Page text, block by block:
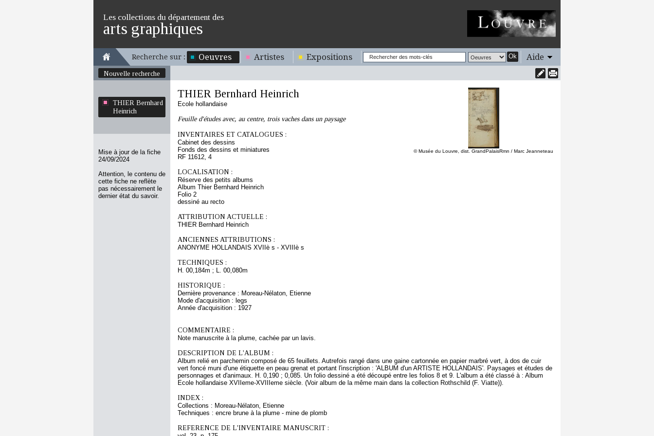
Les collections du département des
arts graphiques
Recherche sur : Oeuvres Artistes Expositions Ok Aide
Nouvelle recherche
THIER Bernhard
Heinrich
Mise à jour de la fiche
24/09/2024
Attention, le contenu de
cette fiche ne reflète
pas nécessairement le
dernier état du savoir.
© Musée du Louvre, dist. GrandPalaisRmn / Marc Jeanneteau
THIER Bernhard Heinrich
Ecole hollandaise
Feuille d'études avec, au centre, trois vaches dans un paysage
INVENTAIRES ET CATALOGUES :
Cabinet des dessins
Fonds des dessins et miniatures
RF 11612, 4
LOCALISATION :
Réserve des petits albums
Album Thier Bernhard Heinrich
Folio 2
dessiné au recto
ATTRIBUTION ACTUELLE :
THIER Bernhard Heinrich
ANCIENNES ATTRIBUTIONS :
ANONYME HOLLANDAIS XVIIè s - XVIIIè s
TECHNIQUES :
H. 00,184m ; L. 00,080m
HISTORIQUE :
Dernière provenance : Moreau-Nélaton, Etienne
Mode d'acquisition : legs
Année d'acquisition : 1927
COMMENTAIRE :
Note manuscrite à la plume, cachée par un lavis.
DESCRIPTION DE L'ALBUM :
Album relié en parchemin composé de 65 feuillets. Autrefois rangé dans une gaine cartonnée en papier marbré vert, à dos de cuir
vert foncé muni d'une étiquette en peau grenat et portant l'inscription : 'ALBUM d'un ARTISTE HOLLANDAIS'. Paysages et études de
personnages et d'animaux. H. 0,190 ; 0,085. Un folio dessiné a été découpé entre les folios 8 et 9. L'album a été classé à : Album
Ecole hollandaise XVIIeme-XVIIIeme siècle. (Voir album de la même main dans la collection Rothschild (F. Viatte)).
INDEX :
Collections : Moreau-Nélaton, Etienne
Techniques : encre brune à la plume - mine de plomb
REFERENCE DE L'INVENTAIRE MANUSCRIT :